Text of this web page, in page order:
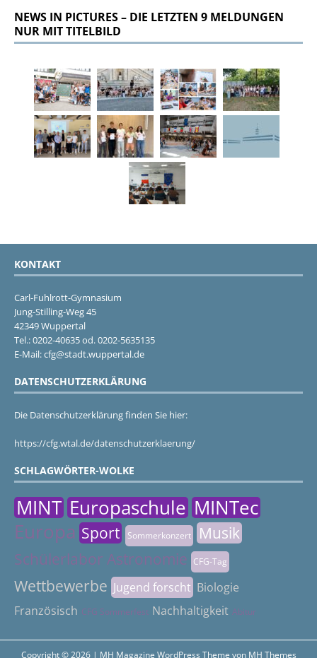
NEWS IN PICTURES – DIE LETZTEN 9 MELDUNGEN
NUR MIT TITELBILD
KONTAKT
Carl-Fuhlrott-Gymnasium
Jung-Stilling-Weg 45
42349 Wuppertal
Tel.: 0202-40635 od. 0202-5635135
E-Mail: cfg@stadt.wuppertal.de
DATENSCHUTZERKLÄRUNG
Die Datenschutzerklärung finden Sie hier:
https://cfg.wtal.de/datenschutzerklaerung/
SCHLAGWÖRTER-WOLKE
MINT Europaschule MINTec
Europa Sport Sommerkonzert
Musik
Schülerlabor Astronomie CFG-Tag
Wettbewerbe Jugend forscht Biologie
Französisch CFG Sommerfest Nachhaltigkeit Abitur
Copyright © 2026 | MH Magazine WordPress Theme von MH Themes